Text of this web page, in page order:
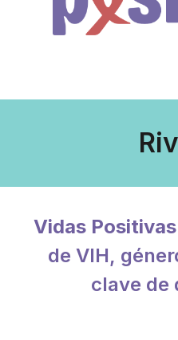
Vidas
de VIH,
clave de